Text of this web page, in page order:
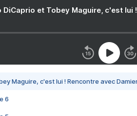
DiCaprio et Tobey Maguire, c'est lui
Maguire, c'est lui ! Rencontre avec
6